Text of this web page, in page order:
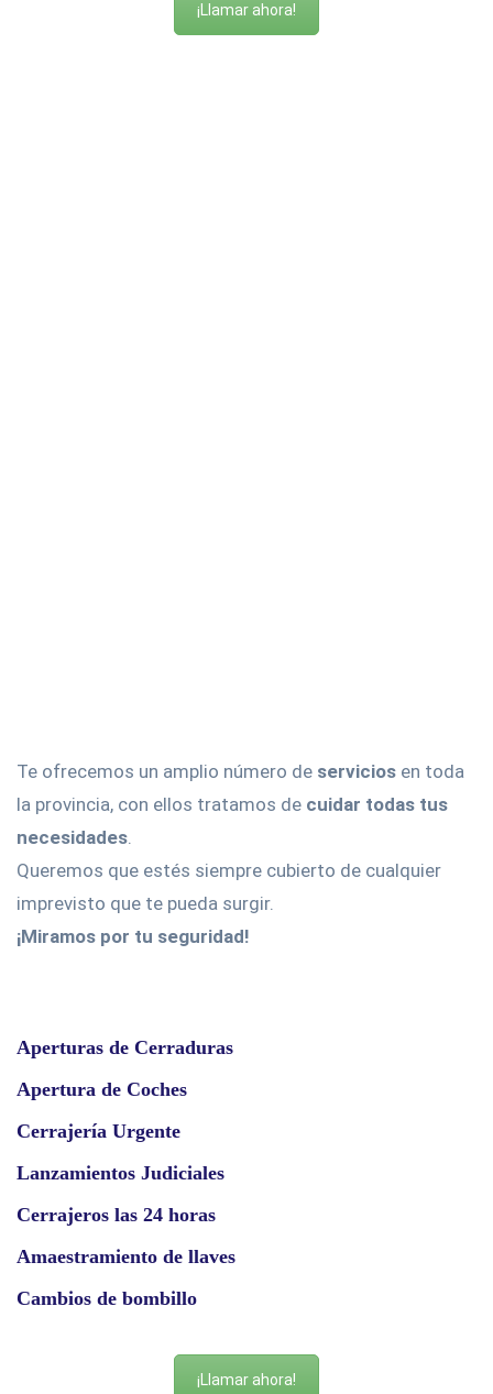
¡Llamar ahora!
Te ofrecemos un amplio número de servicios en toda
la provincia, con ellos tratamos de cuidar todas tus
necesidades
Queremos que estés siempre cubierto de cualquier
imprevisto que te pueda surgir.
¡Miramos por tu seguridad!
Aperturas de Cerraduras
Apertura de Coches
Cerrajería Urgente
Lanzamientos Judiciales
Cerrajeros las 24 horas
Amaestramiento de llaves
Cambios de bombillo
¡Llamar ahora!